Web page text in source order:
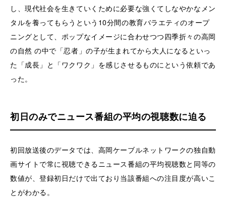
し、現代社会を生きていくために必要な強くてしなやかなメン
タルを養ってもらうという10分間の教育バラエティのオープ
ニングとして、ポップなイメージに合わせつつ四季折々の高岡
の自然 の中で「忍者」の子が生まれてから大人になるといっ
た「成長」と「ワクワク」を感じさせるものにという依頼であ
った。
初日のみでニュース番組の平均の視聴数に迫る
初回放送後のデータでは、高岡ケーブルネットワークの独自動
画サイトで常に視聴できるニュース番組の平均視聴数と同等の
数値が、登録初日だけで出ており当該番組への注目度が高いこ
とがわかる。